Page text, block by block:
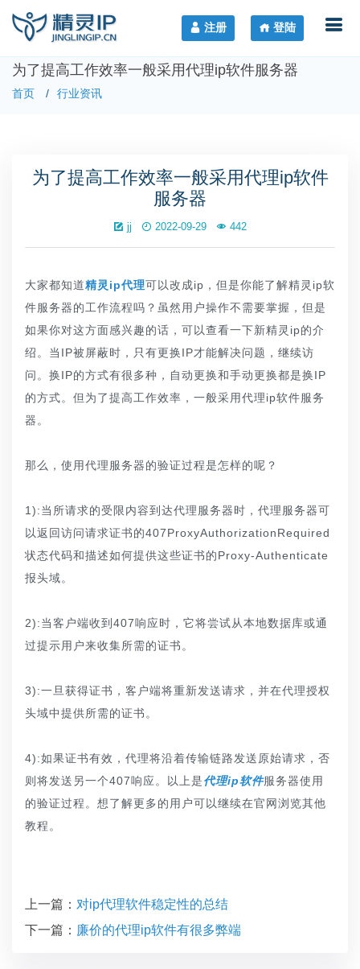
注册 登陆
为了提高工作效率一般采用代理ip软件服务器
首页 行业资讯
为了提高工作效率一般采用代理ip软件
服务器
jj 2022-09-29 442
大家都知道精灵ip代理可以改成ip，但是你能了解精灵ip软
件服务器的工作流程吗？虽然用户操作不需要掌握，但是
如果你对这方面感兴趣的话，可以查看一下新精灵ip的介
绍。当IP被屏蔽时，只有更换IP才能解决问题，继续访
问。换IP的方式有很多种，自动更换和手动更换都是换IP
的方式。但为了提高工作效率，一般采用代理ip软件服务
器。
那么，使用代理服务器的验证过程是怎样的呢？
1):当所请求的受限内容到达代理服务器时，代理服务器可
以返回访问请求证书的407ProxyAuthorizationRequired
状态代码和描述如何提供这些证书的Proxy-Authenticate
报头域。
2):当客户端收到407响应时，它将尝试从本地数据库或通
过提示用户来收集所需的证书。
3):一旦获得证书，客户端将重新发送请求，并在代理授权
头域中提供所需的证书。
4):如果证书有效，代理将沿着传输链路发送原始请求，否
则将发送另一个407响应。以上是代理ip软件服务器使用
的验证过程。想了解更多的用户可以继续在官网浏览其他
教程。
上一篇： 对ip代理软件稳定性的总结
下一篇： 廉价的代理ip软件有很多弊端